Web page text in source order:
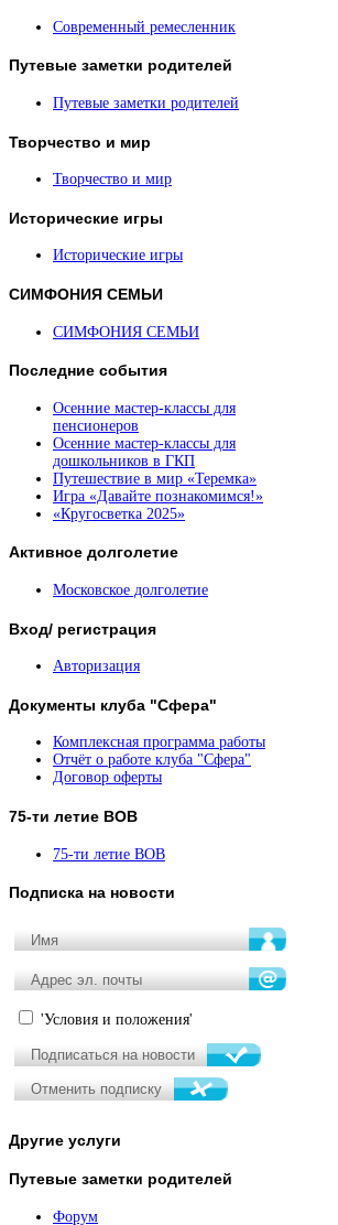
Современный ремесленник
Путевые заметки родителей
Путевые заметки родителей
Творчество и мир
Творчество и мир
Исторические игры
Исторические игры
СИМФОНИЯ СЕМЬИ
СИМФОНИЯ СЕМЬИ
Последние события
Осенние мастер-классы для
пенсионеров
Осенние мастер-классы для
дошкольников в ГКП
Путешествие в мир «Теремка»
Игра «Давайте познакомимся!»
«Кругосветка 2025»
Активное долголетие
Московское долголетие
Вход/ регистрация
Авторизация
Документы клуба "Сфера"
Комплексная программа работы
Отчёт о работе клуба "Сфера"
Договор оферты
75-ти летие ВОВ
75-ти летие ВОВ
Подписка на новости
'Условия и положения'
Другие услуги
Путевые заметки родителей
Форум